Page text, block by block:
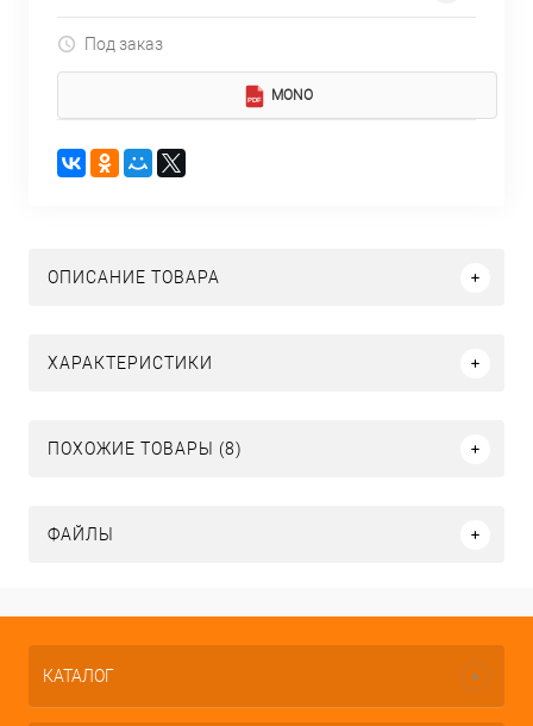
Под заказ
MONO
ОПИСАНИЕ ТОВАРА
ХАРАКТЕРИСТИКИ
ПОХОЖИЕ ТОВАРЫ (8)
ФАЙЛЫ
КАТАЛОГ